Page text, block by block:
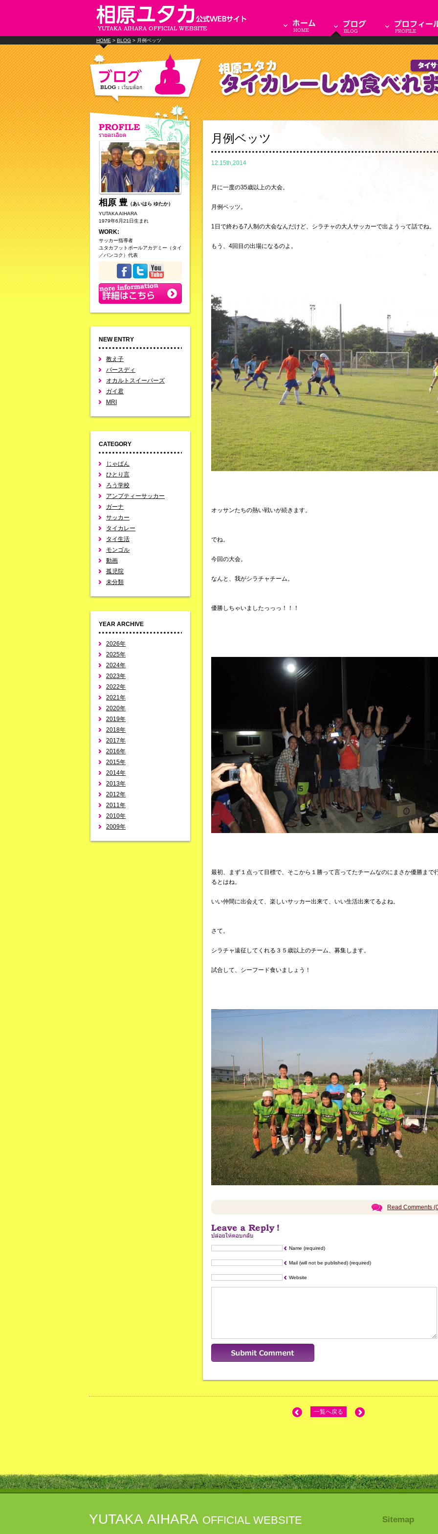
HOME > BLOG > 月例ベッツ
相原 豊 （あいはら ゆたか）
YUTAKA AIHARA
1979年6月21日生まれ
WORK:
サッカー指導者
ユタカフットボールアカデミー（タイ
／バンコク）代表
NEW ENTRY
教え子
バースディ
オカルトスイーパーズ
ガイ君
MRI
CATEGORY
じゃぱん
ひとり言
ろう学校
アンプティーサッカー
ガーナ
サッカー
タイカレー
タイ生活
モンゴル
動画
孤児院
未分類
YEAR ARCHIVE
2026年
2025年
2024年
2023年
2022年
2021年
2020年
2019年
2018年
2017年
2016年
2015年
2014年
2013年
2012年
2011年
2010年
2009年
月例ベッツ
12.15th,2014
月に一度の35歳以上の大会。
月例ベッツ。
1日で終わる7人制の大会なんだけど、シラチャの大人サッカーで出ようって話でね。
もう、4回目の出場になるのよ。
オッサンたちの熱い戦いが続きます。
でね。
今回の大会。
なんと、我がシラチャチーム。
優勝しちゃいましたっっっ！！！
最初、まず１点って目標で、そこから１勝って言ってたチームなのにまさか優勝まで
るとはね。
いい仲間に出会えて、楽しいサッカー出来て、いい生活出来てるよね。
さて。
シラチャ遠征してくれる３５歳以上のチーム、募集します。
試合して、シーフード食いましょう！
Read Comments
Name (required)
Mail (will not be published) (required)
Website
一覧へ戻る
YUTAKA AIHARA OFFICIAL WEBSITE Sitemap